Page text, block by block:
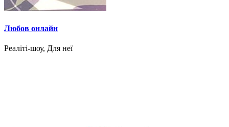
Любов онлайн
Реаліті-шоу, Для неї